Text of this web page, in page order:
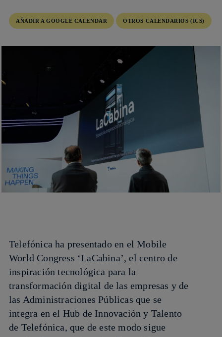
AÑADIR A GOOGLE CALENDAR OTROS CALENDARIOS (ICS)
Telefónica ha presentado en el Mobile
World Congress ‘LaCabina’, el centro de
inspiración tecnológica para la
transformación digital de las empresas y de
las Administraciones Públicas que se
integra en el Hub de Innovación y Talento
de Telefónica, que de este modo sigue